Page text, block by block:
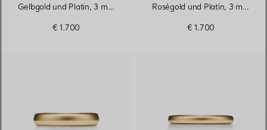
Gelbgold und Platin, 3 mm
€ 1.700
Roségold und Platin, 3 mm
€ 1.700